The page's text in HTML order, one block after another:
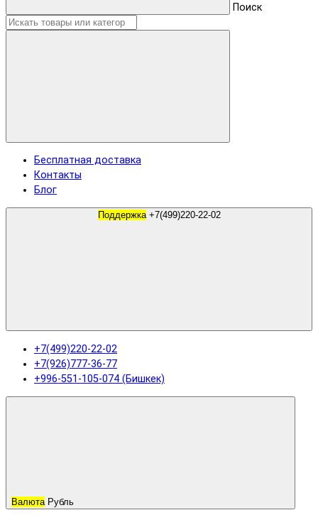
Поиск
Бесплатная доставка
Контакты
Блог
Поддержка +7(499)220-22-02
+7(499)220-22-02
+7(926)777-36-77
+996-551-105-074 (Бишкек)
Валюта Рубль